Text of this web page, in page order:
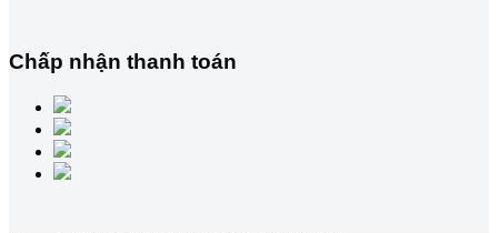
Chấp nhận thanh toán